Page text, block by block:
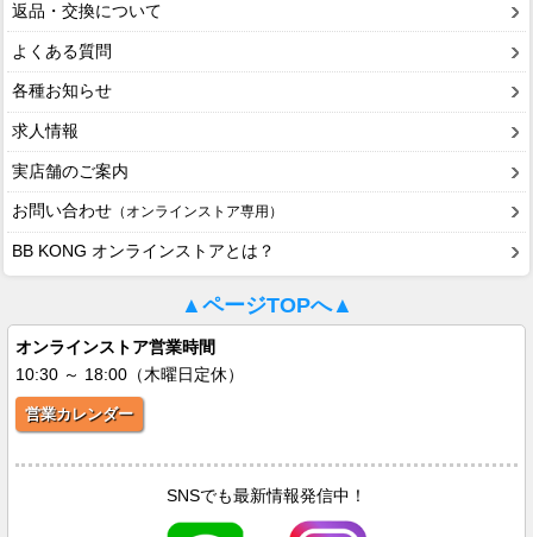
返品・交換について
よくある質問
各種お知らせ
求人情報
実店舗のご案内
お問い合わせ （オンラインストア専用）
BB KONG オンラインストアとは？
▲ページTOPへ▲
オンラインストア営業時間
10:30 ～ 18:00（木曜日定休）
営業カレンダー
SNSでも最新情報発信中！